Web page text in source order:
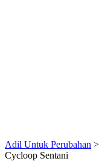
Adil Untuk Perubahan >
Cycloop Sentani